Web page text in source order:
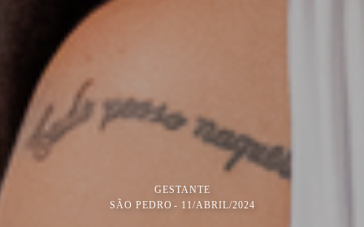
GESTANTE
SÃO PEDRO
11/ABRIL/2024